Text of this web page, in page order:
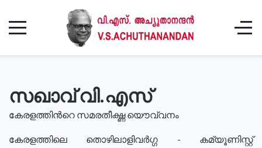
സഖാവ് വി.എസ്
കേരളത്തിൻറെ സമരതീക്ഷ്ണ യൌവ്വനം
കേരളത്തിലെ തൊഴിലാളിവർഗ്ഗ - കമ്യൂണിസ്റ്റ്